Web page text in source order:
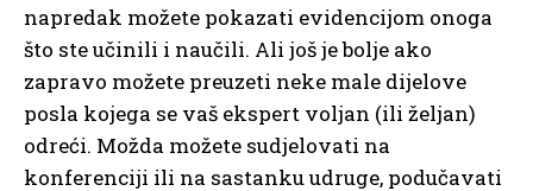
napredak možete pokazati evidencijom onoga
što ste učinili i naučili. Ali još je bolje ako
zapravo možete preuzeti neke male dijelove
posla kojega se vaš ekspert voljan (ili željan)
odreći. Možda možete sudjelovati na
konferenciji ili na sastanku udruge, podučavati